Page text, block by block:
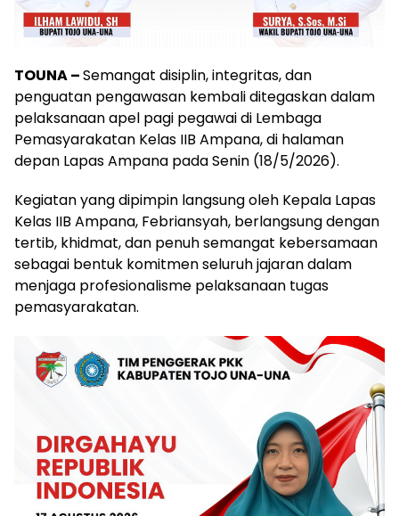
TOUNA –Semangat disiplin, integritas, dan
penguatan pengawasan kembali ditegaskan dalam
pelaksanaan apel pagi pegawai di Lembaga
Pemasyarakatan Kelas IIB Ampana, di halaman
depan Lapas Ampana pada Senin (18/5/2026).
Kegiatan yang dipimpin langsung oleh Kepala Lapas
Kelas IIB Ampana, Febriansyah, berlangsung dengan
tertib, khidmat, dan penuh semangat kebersamaan
sebagai bentuk komitmen seluruh jajaran dalam
menjaga profesionalisme pelaksanaan tugas
pemasyarakatan.